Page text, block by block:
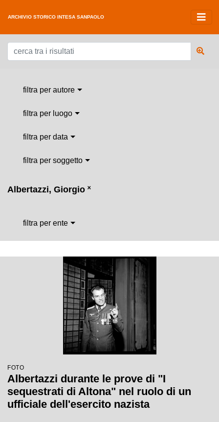
ARCHIVIO STORICO INTESA SANPAOLO
filtra per autore
filtra per luogo
filtra per data
filtra per soggetto
Albertazzi, Giorgio ˟
filtra per ente
FOTO
Albertazzi durante le prove di "I
sequestrati di Altona" nel ruolo di un
ufficiale dell'esercito nazista